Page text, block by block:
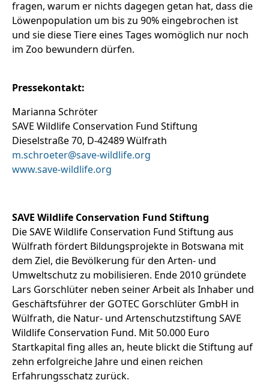
fragen, warum er nichts dagegen getan hat, dass die
Löwenpopulation um bis zu 90% eingebrochen ist
und sie diese Tiere eines Tages womöglich nur noch
im Zoo bewundern dürfen.
Pressekontakt:
Marianna Schröter
SAVE Wildlife Conservation Fund Stiftung
Dieselstraße 70, D-42489 Wülfrath
m.schroeter@save-wildlife.org
www.save-wildlife.org
SAVE Wildlife Conservation Fund Stiftung
Die SAVE Wildlife Conservation Fund Stiftung aus
Wülfrath fördert Bildungsprojekte in Botswana mit
dem Ziel, die Bevölkerung für den Arten- und
Umweltschutz zu mobilisieren. Ende 2010 gründete
Lars Gorschlüter neben seiner Arbeit als Inhaber und
Geschäftsführer der GOTEC Gorschlüter GmbH in
Wülfrath, die Natur- und Artenschutzstiftung SAVE
Wildlife Conservation Fund. Mit 50.000 Euro
Startkapital fing alles an, heute blickt die Stiftung auf
zehn erfolgreiche Jahre und einen reichen
Erfahrungsschatz zurück.